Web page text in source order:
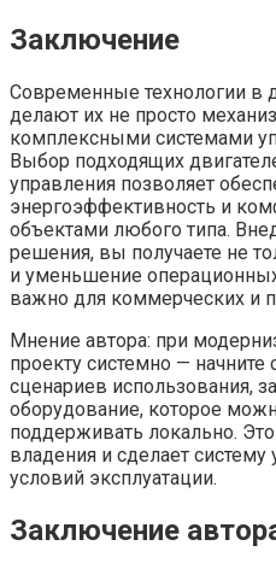
Заключение
Современные технологии в
делают их не просто
комплексными системами
Выбор подходящих
управления позволяет
энергоэффективность и
объектами любого типа.
решения, вы получаете не
и уменьшение
важно для коммерческих и
Мнение автора: при
проекту системно — начните
сценариев использования,
оборудование, которое
поддерживать локально.
владения и сделает
условий эксплуатации.
Заключение